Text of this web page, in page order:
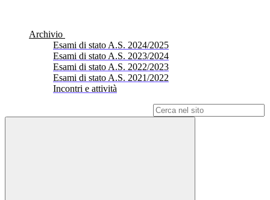
Archivio
Esami di stato A.S. 2024/2025
Esami di stato A.S. 2023/2024
Esami di stato A.S. 2022/2023
Esami di stato A.S. 2021/2022
Incontri e attività